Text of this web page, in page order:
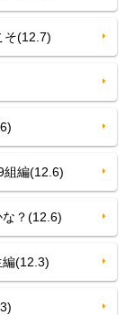
(12.7)
編(12.6)
？(12.6)
(12.3)